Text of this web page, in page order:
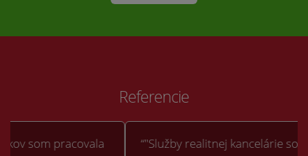
Referencie
“"Služby realitnej kancelárie som pri predaji svojej